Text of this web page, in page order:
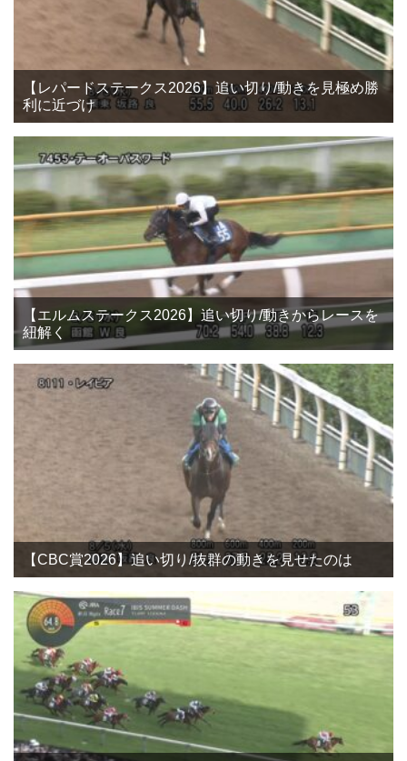
【レパードステークス2026】追い切り/動きを見極め勝
利に近づけ
【エルムステークス2026】追い切り/動きからレースを
紐解く
【CBC賞2026】追い切り/抜群の動きを見せたのは